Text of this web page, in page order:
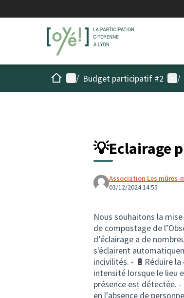
AccueilMenu principal
/ Budget participatif #2 /
💡Eclairage
Association Les mûres-
03/12/2024 14:55
Nous souhaitons la
de compostage de
d’éclairage a de
s'éclairent
incivilités. - 🔋Réduire
intensité lorsque le lieu
présence est détectée.
en l'absence de